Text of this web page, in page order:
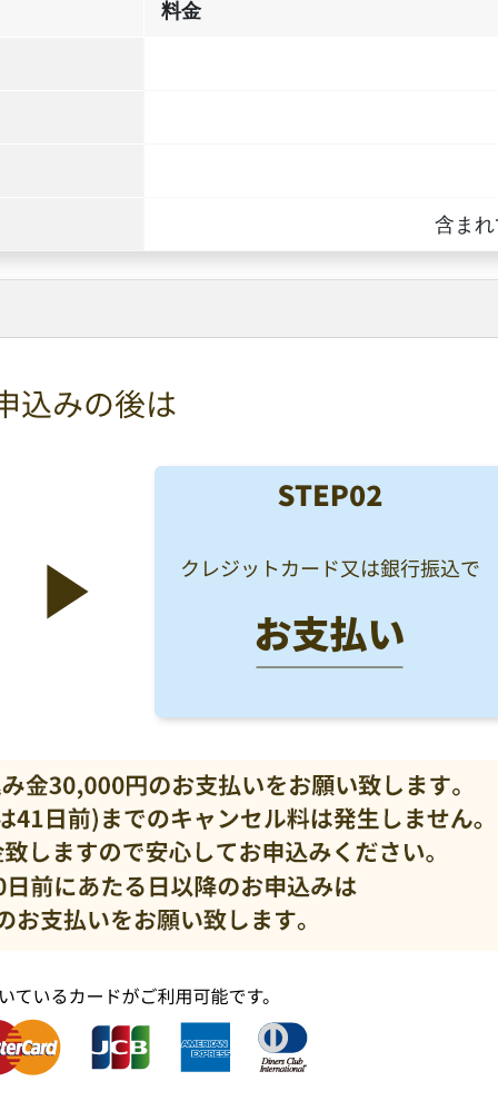
料金
含ま